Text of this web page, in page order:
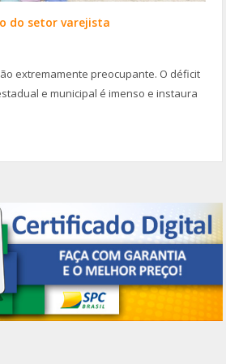
do setor varejista
extremamente preocupante. O déficit
e municipal é imenso e instaura